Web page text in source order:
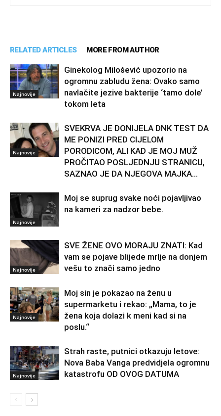
RELATED ARTICLES MORE FROM AUTHOR
Najnovije
Ginekolog Milošević upozorio na
ogromnu zabludu žena: Ovako samo
navlačite jezive bakterije ‘tamo dole’
tokom leta
Najnovije
SVEKRVA JE DONIJELA DNK TEST DA
ME PONIZI PRED CIJELOM
PORODICOM, ALI KAD JE MOJ MUŽ
PROČITAO POSLJEDNJU STRANICU,
SAZNAO JE DA NJEGOVA MAJKA...
Najnovije
Moj se suprug svake noći pojavljivao
na kameri za nadzor bebe.
Najnovije
SVE ŽENE OVO MORAJU ZNATI: Kad
vam se pojave blijede mrlje na donjem
vešu to znači samo jedno
Najnovije
Moj sin je pokazao na ženu u
supermarketu i rekao: „Mama, to je
žena koja dolazi k meni kad si na
poslu.“
Najnovije
Strah raste, putnici otkazuju letove:
Nova Baba Vanga predvidjela ogromnu
katastrofu OD OVOG DATUMA